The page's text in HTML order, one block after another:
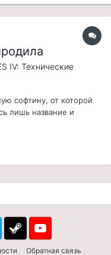
IV: Технические
софтину, от которой
лишь название и
имела версию
аналогов
Обратная связь
Steam Youtube